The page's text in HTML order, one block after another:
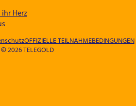
Herz
© 2026 TELEGOLD
OFFIZIELLE TEILNAHMEBEDINGUNGEN